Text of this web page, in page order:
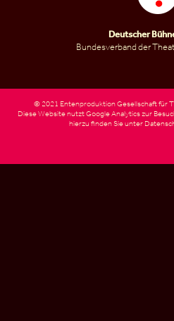
Deutscher
Bundesverband der
© 2021 Entenproduktion Gesellschaft für
Diese Website nutzt Google Analytics zur
hierzu finden Sie unter